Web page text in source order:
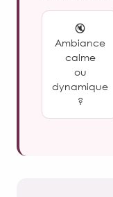
🔇
Ambiance
calme
ou
dynamique
?